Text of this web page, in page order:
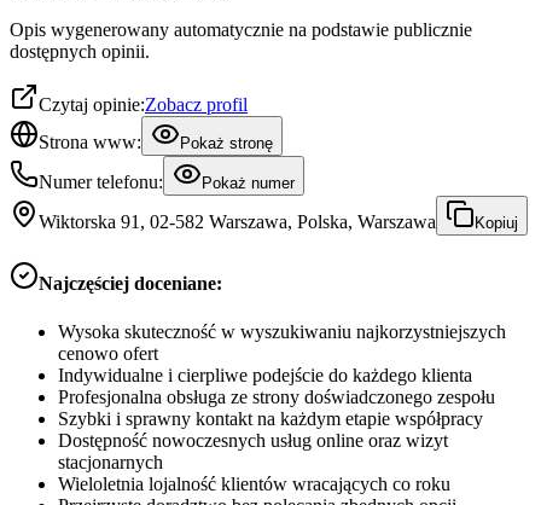
Opis wygenerowany automatycznie na podstawie publicznie
dostępnych opinii.
Czytaj opinie:Zobacz profil
Strona www:
Pokaż stronę
Numer telefonu: Pokaż numer
Wiktorska 91, 02-582 Warszawa, Polska, Warszawa Kopiuj
Najczęściej doceniane:
Wysoka skuteczność w wyszukiwaniu najkorzystniejszych
cenowo ofert
Indywidualne i cierpliwe podejście do każdego klienta
Profesjonalna obsługa ze strony doświadczonego zespołu
Szybki i sprawny kontakt na każdym etapie współpracy
Dostępność nowoczesnych usług online oraz wizyt
stacjonarnych
Wieloletnia lojalność klientów wracających co roku